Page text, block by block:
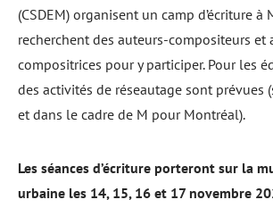
(CSDEM) organisent un camp d’écriture à
recherchent des auteurs-compositeurs et
compositrices pour y participer. Pour les
des activités de réseautage sont prévues
et dans le cadre de M pour Montréal).
Les séances d’écriture porteront sur la
urbaine les 14, 15, 16 et 17 novembre